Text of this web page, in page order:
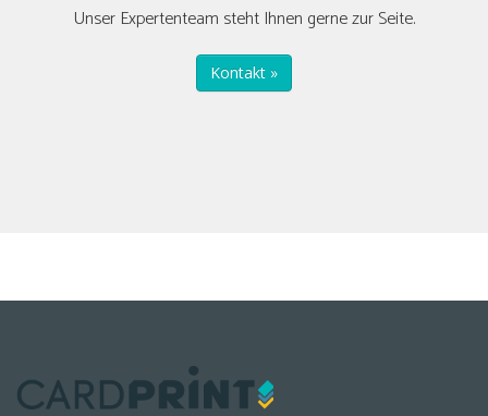
Unser Expertenteam steht Ihnen gerne zur Seite.
Kontakt »